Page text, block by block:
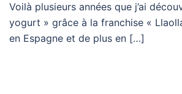
Voilà plusieurs années que j’ai
yogurt » grâce à la franchise «
en Espagne et de plus en […]